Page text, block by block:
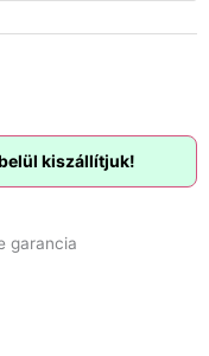
kiszállítjuk!
garancia